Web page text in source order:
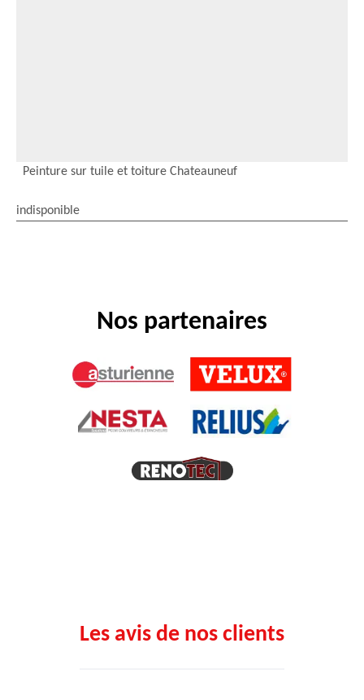
Peinture sur tuile et toiture Chateauneuf
indisponible
Nos partenaires
Les avis de nos clients